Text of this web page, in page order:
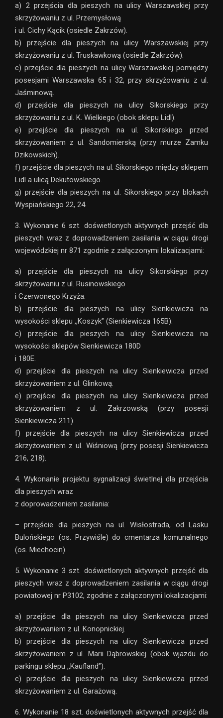
a) 2 przejścia dla pieszych na ulicy Warszawskiej przy
skrzyżowaniu z ul. Przemysłową
i ul. Cichy Kącik (osiedle Zakrzów).
b) przejście dla pieszych na ulicy Warszawskiej przy
skrzyżowaniu z ul. Truskawkową (osiedle Zakrzów).
c) przejście dla pieszych na ulicy Warszawskiej pomiędzy
posesjami Warszawska 65 i 32, przy skrzyżowaniu z ul.
Jaśminową.
d) przejście dla pieszych na ulicy Sikorskiego przy
skrzyżowaniu z ul. K. Wielkiego (obok sklepu Lidl).
e) przejście dla pieszych na ul. Sikorskiego przed
skrzyżowaniem z ul. Sandomierską (przy murze Zamku
Dzikowskich).
f) przejście dla pieszych na ul. Sikorskiego między sklepem
Lidl a ulicą Dekutowskiego.
g) przejście dla pieszych na ul. Sikorskiego przy blokach
Wyspiańskiego 22, 24.
3. Wykonanie 6 szt. doświetlonych aktywnych przejść dla
pieszych wraz z doprowadzeniem zasilania w ciągu drogi
wojewódzkiej nr 871 zgodnie z załączonymi lokalizacjami:
a) przejście dla pieszych na ulicy Sikorskiego przy
skrzyżowaniu z ul. Rusinowskiego
i Czerwonego Krzyża.
b) przejście dla pieszych na ulicy Sienkiewicza na
wysokości sklepu ,,Koszyk” (Sienkiewicza 165B).
c) przejście dla pieszych na ulicy Sienkiewicza na
wysokości sklepów Sienkiewicza 180D
i 180E.
d) przejście dla pieszych na ulicy Sienkiewicza przed
skrzyżowaniem z ul. Glinkową.
e) przejście dla pieszych na ulicy Sienkiewicza przed
skrzyżowaniem z ul. Zakrzowską (przy posesji
Sienkiewicza 211).
f) przejście dla pieszych na ulicy Sienkiewicza przed
skrzyżowaniem z ul. Wiśniową (przy posesji Sienkiewicza
216, 218).
4. Wykonanie projektu sygnalizacji świetlnej dla przejścia
dla pieszych wraz
z doprowadzeniem zasilania:
– przejście dla pieszych na ul. Wisłostrada, od Lasku
Bulońskiego (os. Przywiśle) do cmentarza komunalnego
(os. Miechocin).
5. Wykonanie 3 szt. doświetlonych aktywnych przejść dla
pieszych wraz z doprowadzeniem zasilania w ciągu drogi
powiatowej nr P3102, zgodnie z załączonymi lokalizacjami:
a) przejście dla pieszych na ulicy Sienkiewicza przed
skrzyżowaniem z ul. Konopnickiej.
b) przejście dla pieszych na ulicy Sienkiewicza przed
skrzyżowaniem z ul. Marii Dąbrowskiej (obok wjazdu do
parkingu sklepu ,,Kaufland”).
c) przejście dla pieszych na ulicy Sienkiewicza przed
skrzyżowaniem z ul. Garażową.
6. Wykonanie 18 szt. doświetlonych aktywnych przejść dla